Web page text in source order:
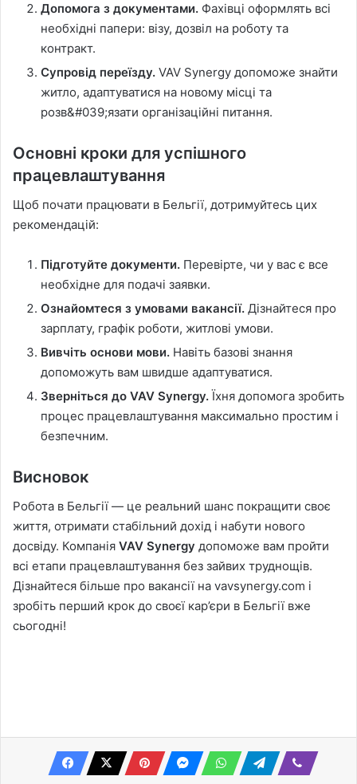
Допомога з документами. Фахівці оформлять всі
необхідні папери: візу, дозвіл на роботу та
контракт.
Супровід переїзду. VAV Synergy допоможе знайти
житло, адаптуватися на новому місці та
розв&#039;язати організаційні питання.
Основні кроки для успішного
працевлаштування
Щоб почати працювати в Бельгії, дотримуйтесь цих
рекомендацій:
Підготуйте документи. Перевірте, чи у вас є все
необхідне для подачі заявки.
Ознайомтеся з умовами вакансії. Дізнайтеся про
зарплату, графік роботи, житлові умови.
Вивчіть основи мови. Навіть базові знання
допоможуть вам швидше адаптуватися.
Зверніться до VAV Synergy.Їхня допомога зробить
процес працевлаштування максимально простим і
безпечним.
Висновок
Робота в Бельгії — це реальний шанс покращити своє
життя, отримати стабільний дохід і набути нового
досвіду. Компанія VAV Synergy допоможе вам пройти
всі етапи працевлаштування без зайвих труднощів.
Дізнайтеся більше про вакансії на vavsynergy.com і
зробіть перший крок до своєї кар’єри в Бельгії вже
сьогодні!